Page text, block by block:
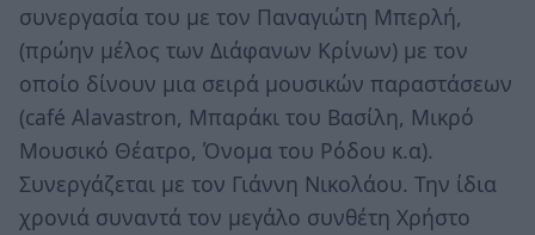
συνεργασία του με τον Παναγιώτη Μπερλή,
(πρώην μέλος των Διάφανων Κρίνων) με τον
οποίο δίνουν μια σειρά μουσικών παραστάσεων
(café Alavastron, Μπαράκι του Βασίλη, Μικρό
Μουσικό Θέατρο, Όνομα του Ρόδου κ.α).
Συνεργάζεται με τον Γιάννη Νικολάου. Την ίδια
χρονιά συναντά τον μεγάλο συνθέτη Χρήστο